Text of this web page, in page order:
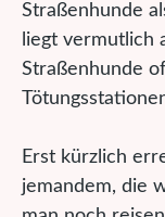
Straßenhunde
liegt vermutlich
Straßenhunde
Erst kürzlich
jemandem, die